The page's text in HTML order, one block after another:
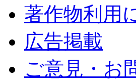
著作物利用
広告掲載
ご意見・お